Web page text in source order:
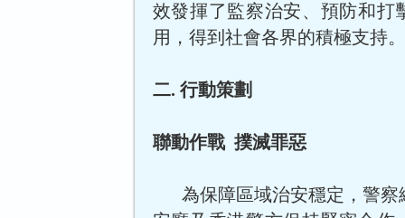
效發揮了監察治安、預防和打
用，得到社會各界的積極支持。
二. 行動策劃
聯動作戰 撲滅罪惡
為保障區域治安穩定，警